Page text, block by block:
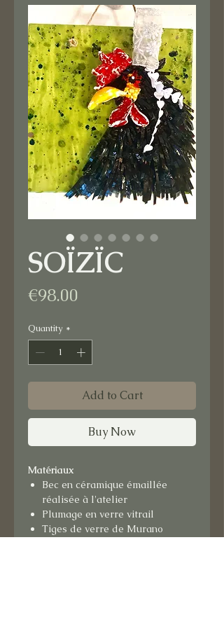
SOÏZÏC
€98.00
Quantity *
Add to Cart
Buy Now
Matériaux
Bec en céramique émaillée
réalisée à l'atelier
Plumage en verre vitrail
Tiges de verre de Murano